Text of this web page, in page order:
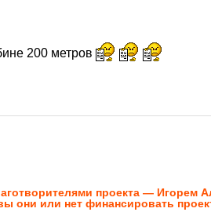
200 метров
проекта — Игорем
они или нет финансировать